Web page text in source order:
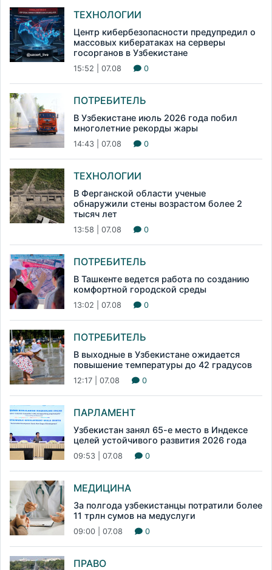
ТЕХНОЛОГИИ
Центр кибербезопасности предупредил о
массовых кибератаках на серверы
госорганов в Узбекистане
15:52 | 07.08 0
ПОТРЕБИТЕЛЬ
В Узбекистане июль 2026 года побил
многолетние рекорды жары
14:43 | 07.08 0
ТЕХНОЛОГИИ
В Ферганской области ученые
обнаружили стены возрастом более 2
тысяч лет
13:58 | 07.08 0
ПОТРЕБИТЕЛЬ
В Ташкенте ведется работа по созданию
комфортной городской среды
13:02 | 07.08 0
ПОТРЕБИТЕЛЬ
В выходные в Узбекистане ожидается
повышение температуры до 42 градусов
12:17 | 07.08 0
ПАРЛАМЕНТ
Узбекистан занял 65-е место в Индексе
целей устойчивого развития 2026 года
09:53 | 07.08 0
МЕДИЦИНА
За полгода узбекистанцы потратили более
11 трлн сумов на медуслуги
09:00 | 07.08 0
ПРАВО